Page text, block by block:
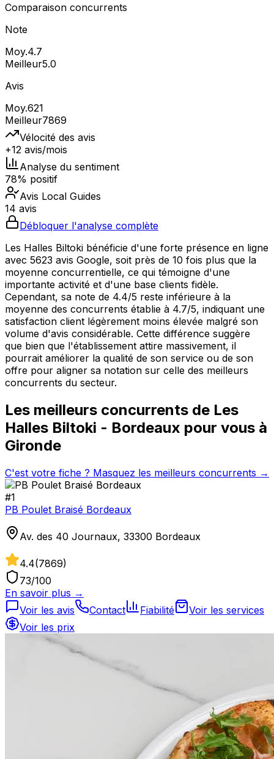
Comparaison concurrents
Note
Moy.4.7
Meilleur5.0
Avis
Moy.621
Meilleur7869
Vélocité des avis
+12 avis/mois
Analyse du sentiment
78% positif
Avis Local Guides
14 avis
Débloquer l'analyse complète
Les Halles Biltoki bénéficie d'une forte présence en ligne
avec 5623 avis Google, soit près de 10 fois plus que la
moyenne concurrentielle, ce qui témoigne d'une
importante activité et d'une base clients fidèle.
Cependant, sa note de 4.4/5 reste inférieure à la
moyenne des concurrents établie à 4.7/5, indiquant une
satisfaction client légèrement moins élevée malgré son
volume d'avis considérable. Cette différence suggère
que bien que l'établissement attire massivement, il
pourrait améliorer la qualité de son service ou de son
offre pour aligner sa notation sur celle des meilleurs
concurrents du secteur.
Les meilleurs concurrents de Les
Halles Biltoki - Bordeaux pour vous à
Gironde
C'est votre fiche ? Masquez les meilleurs concurrents →
#1
PB Poulet Braisé Bordeaux
Av. des 40 Journaux, 33300 Bordeaux
4.4(7869)
73/100
En savoir plus →
Voir les avis
Contact Fiabilité
Voir les services
Voir les prix